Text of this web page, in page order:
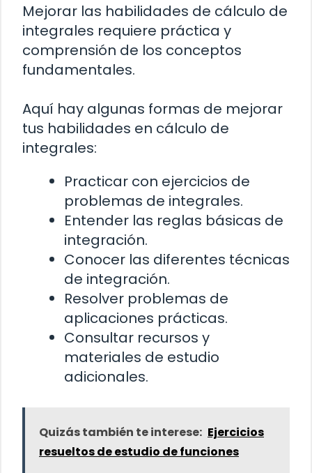
Mejorar las habilidades de cálculo de
integrales requiere práctica y
comprensión de los conceptos
fundamentales.
Aquí hay algunas formas de mejorar
tus habilidades en cálculo de
integrales:
Practicar con ejercicios de
problemas de integrales.
Entender las reglas básicas de
integración.
Conocer las diferentes técnicas
de integración.
Resolver problemas de
aplicaciones prácticas.
Consultar recursos y
materiales de estudio
adicionales.
Quizás también te interese: Ejercicios
resueltos de estudio de funciones